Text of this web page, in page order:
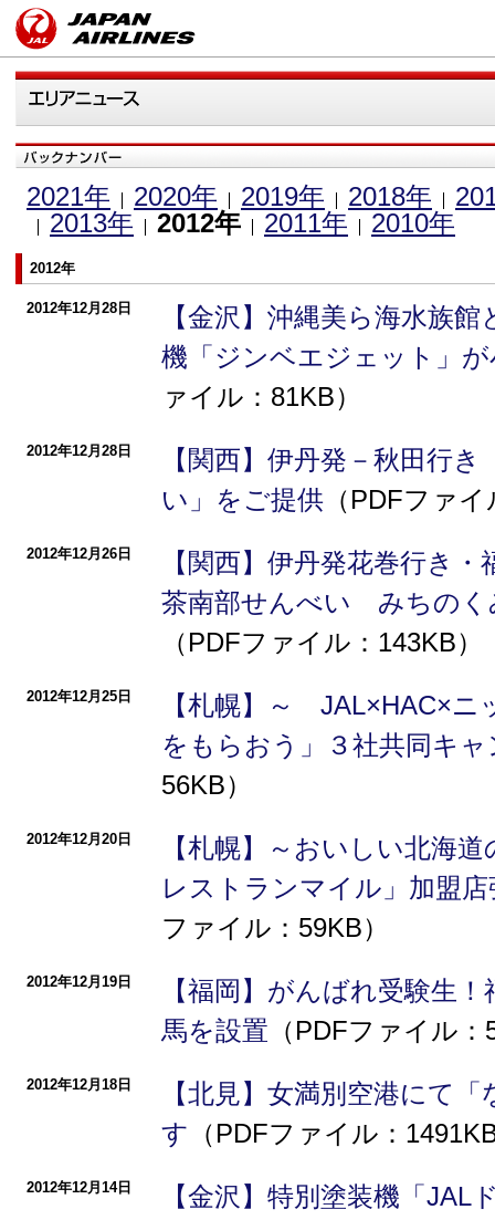
2021年 2020年 2019年 2018年
2013年
2012年 2011年 2010年
2012年
2012年12月28日
【金沢】沖縄美ら海水族
機「ジンベエジェット」
ァイル：81KB）
2012年12月28日
【関西】伊丹発－秋田行
い」をご提供（PDFファイ
2012年12月26日
【関西】伊丹発花巻行き
茶南部せんべい みちのく
（PDFファイル：143KB）
2012年12月25日
【札幌】～ JAL×HAC×
をもらおう」３社共同キ
56KB）
2012年12月20日
【札幌】～おいしい北海
レストランマイル」加盟
ファイル：59KB）
2012年12月19日
【福岡】がんばれ受験生
馬を設置 （PDFファイル：
2012年12月18日
【北見】女満別空港にて
す （PDFファイル：
2012年12月14日
【金沢】特別塗装機「